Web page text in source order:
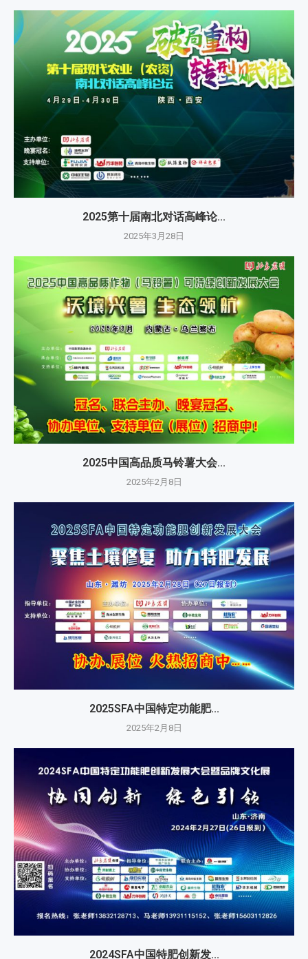
2025第十届南北对话高峰论...
2025年3月28日
2025中国高品质马铃薯大会...
2025年2月8日
2025SFA中国特定功能肥...
2025年2月8日
2024SFA中国特肥创新发...